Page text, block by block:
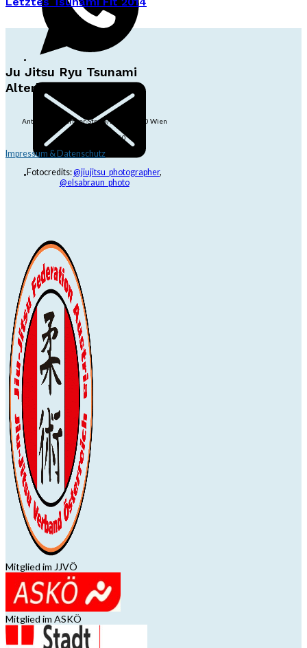
Ju Jitsu Ryu Tsunami
Alterlaa
Anton-Baumgartner-Str. 44/B8/01, 1230 Wien
dojo@jjrt.at
+43 6991 171 81 60
Impressum & Datenschutz
Fotocredits:@jiujitsu_photographer,
@elsabraun_photo
Mitglied im JJVÖ
Mitglied im ASKÖ